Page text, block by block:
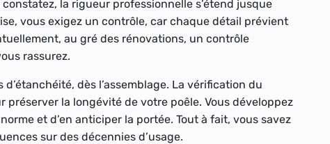
la rigueur professionnelle s’étend jusque
vous exigez un contrôle, car chaque détail prévient
au gré des rénovations, un contrôle
rassurez.
dès l’assemblage. La vérification du
préserver la longévité de votre poêle. Vous développez
et d’en anticiper la portée. Tout à fait, vous savez
sur des décennies d’usage.